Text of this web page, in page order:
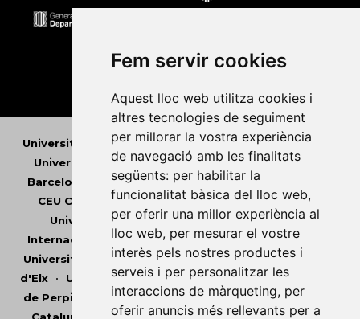
Fem servir cookies
Aquest lloc web utilitza cookies i
altres tecnologies de seguiment
per millorar la vostra experiència
de navegació amb les finalitats
següents: per habilitar la
funcionalitat bàsica del lloc web,
per oferir una millor experiència al
lloc web, per mesurar el vostre
interès pels nostres productes i
serveis i per personalitzar les
interaccions de màrqueting, per
oferir anuncis més rellevants per a
Universitat Abat Oliba CEU • Universitat d'Alacant
Universitat d'Andorra•Universitat Autònoma de
Barcelona
Universitat de Barcelona •
CEU Cardenal Herrera•Universitat de Girona•
Universitat de les Illes Balears•Universitat
Internacional de Catalunya•Universitat Jaume I
Universitat de Lleida•Universitat Miguel Hernández
d'Elx• Universitat Oberta de Catalunya•Universitat
de Perpinyà Via Domitia•Universitat Politècnica de
Catalunya
Universitat Politècnica de València •